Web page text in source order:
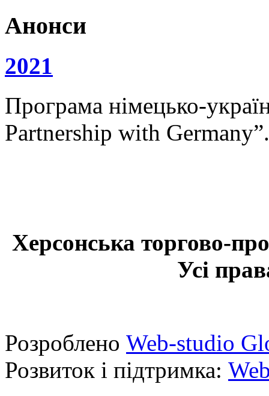
Анонси
2021
Програма німецько-
Partnership with
Херсонська торгово-
Усі
Розроблено Web-studio
Розвиток і підтримка: